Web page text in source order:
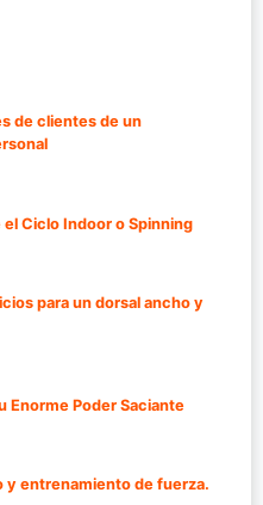
de clientes de un
el Ciclo Indoor o Spinning
para un dorsal ancho y
Enorme Poder Saciante
y entrenamiento de fuerza.